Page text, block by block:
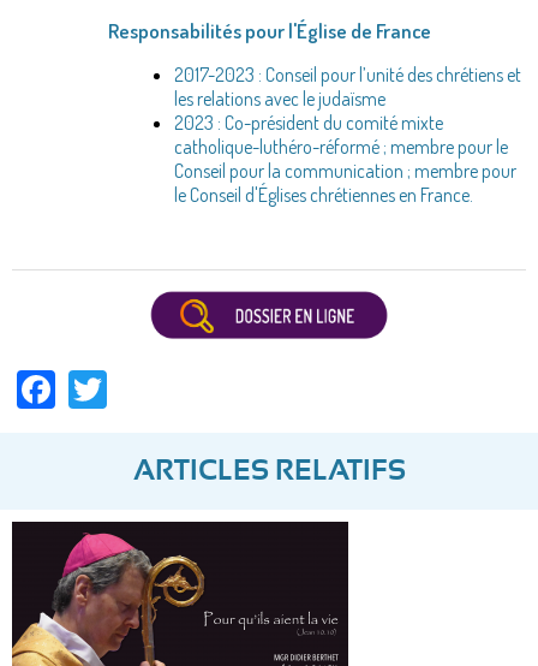
Responsabilités pour l'Église de France
2017-2023 : Conseil pour l’unité des chrétiens et
les relations avec le judaïsme
2023 : Co-président du comité mixte
catholique-luthéro-réformé ; membre pour le
Conseil pour la communication ; membre pour
le Conseil d'Églises chrétiennes en France.
Facebook
ARTICLES RELATIFS